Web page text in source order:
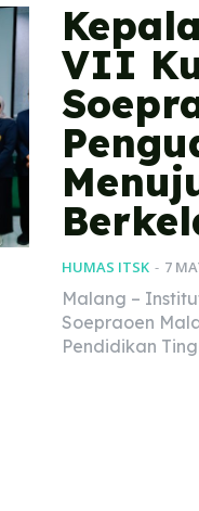
VII
HUMAS ITSK - 7
Malang –
Soepraoen
Pendidikan